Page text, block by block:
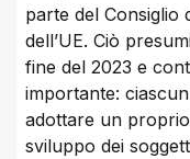
parte del Consiglio
dell’UE. Ciò
fine del 2023 e
importante:
adottare un
sviluppo dei